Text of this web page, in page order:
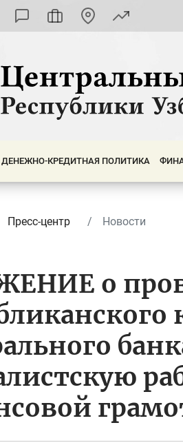
ДЕНЕЖНО-КРЕДИТНАЯ ПОЛИТИКА
Пресс-центр Новости
о